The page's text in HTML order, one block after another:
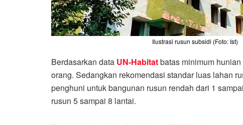
Ilustrasi rusun subsidi (Foto: Ist)
Berdasarkan data UN-Habitatbatas minimum
orang. Sedangkan rekomendasi standar luas lahan
penghuni untuk bangunan rusun rendah dari 1
rusun 5 sampai 8 lantai.